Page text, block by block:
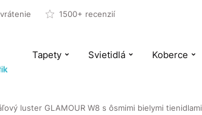
1500+ recenzií
Tapety Svietidlá Koberce
luster GLAMOUR W8 s ôsmimi bielymi tienidlami